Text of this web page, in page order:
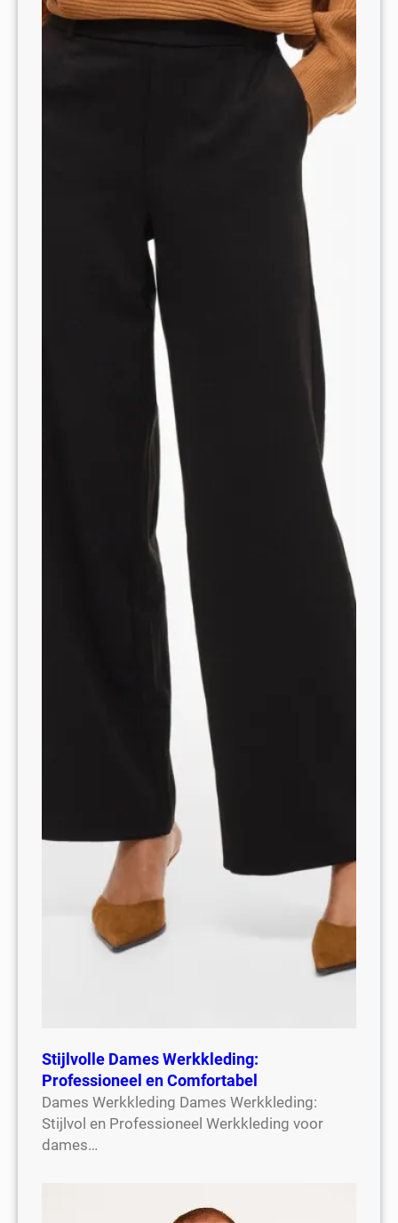
Stijlvolle Dames Werkkleding:
Professioneel en Comfortabel
Dames Werkkleding Dames Werkkleding:
Stijlvol en Professioneel Werkkleding voor
dames…